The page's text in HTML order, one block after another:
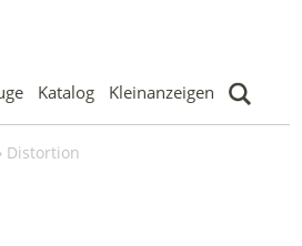
Katalog Kleinanzeigen
Distortion